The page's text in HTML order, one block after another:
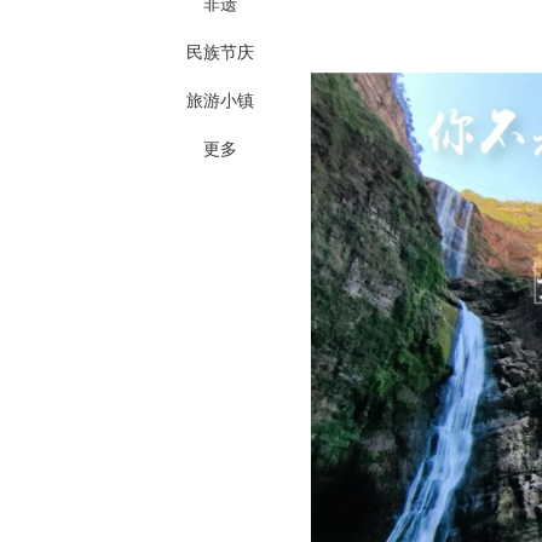
民族节庆
旅游小镇
更多